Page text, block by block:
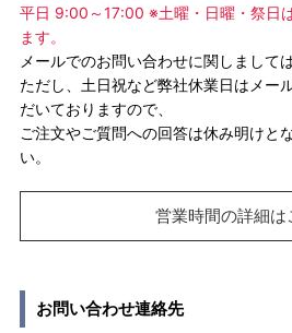
平日 9:00～17:00 ※土曜・日曜・祭日
ます。
メールでのお問い合わせに関しまして
ただし、土日祝など弊社休業日はメー
だいておりますので、
ご注文やご質問への回答は休み明けと
い。
営業時間の詳細は
お問い合わせ連絡先